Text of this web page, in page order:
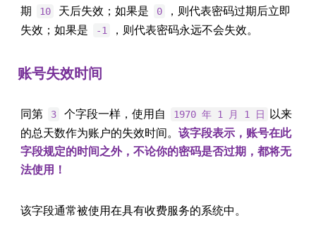
期
10 天后失效；如果是 0
，则代表密码过期后立即
失效；如果是
-1 ，则代表密码永远不会失效。
账号失效时间
同第 3 个字段一样，使用自 1970 年 1 月 1 日 以来
的总天数作为账户的失效时间。 该字段表示，账号在此
字段规定的时间之外，不论你的密码是否过期，都将无
法使用！
该字段通常被使用在具有收费服务的系统中。